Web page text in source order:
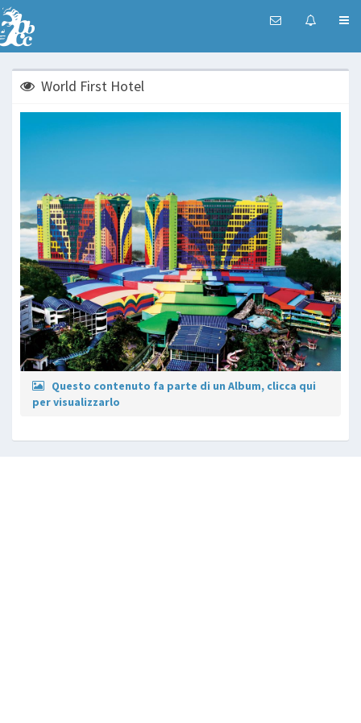
World First Hotel
Questo contenuto fa parte di un Album, clicca qui
per visualizzarlo